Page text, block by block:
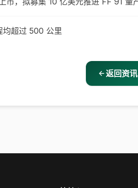
均超过 500 公里
返回资